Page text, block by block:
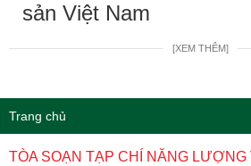
sản Việt Nam
[XEM THÊM]
Trang chủ
TÒA SOẠN TẠP CHÍ NĂNG LƯỢNG